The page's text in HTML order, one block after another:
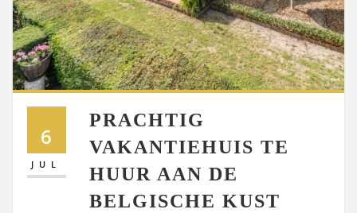
6
JUL
PRACHTIG
VAKANTIEHUIS TE
HUUR AAN DE
BELGISCHE KUST